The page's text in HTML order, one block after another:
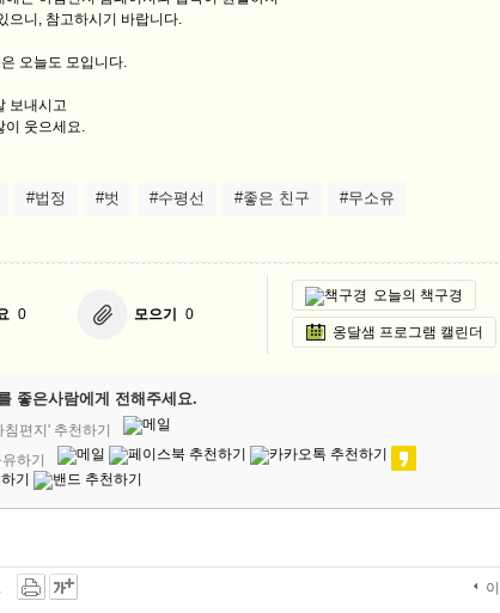
으니, 참고하시기 바랍니다.
오늘도 모입니다.
보내시고
이 웃으세요.
#법정 #벗 #수평선 #좋은 친구 #무소유
0 모으기 0
오늘의 책구경
옹달샘 프로그램 캘린더
좋은사람에게 전해주세요.
편지' 추천하기
하기